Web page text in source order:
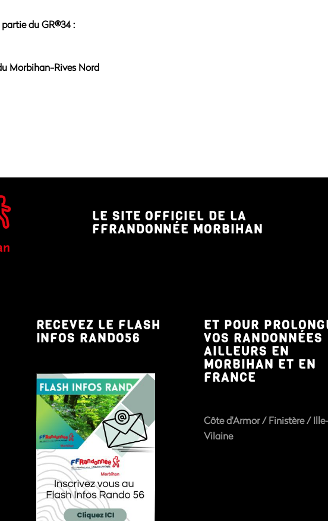
du GR®34 :
Morbihan-Rives Nord
LE SITE OFFICIEL DE LA
FFRANDONNÉE MORBIHAN
RECEVEZ LE FLASH
INFOS RANDO56
ET POUR
VOS RANDONNÉES
AILLEURS EN
MORBIHAN ET EN
FRANCE
Côte d'Armor/Finistère/
Vilaine